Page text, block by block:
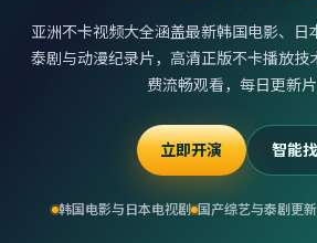
亚洲不卡视频大全涵盖最新韩国电影、日
泰剧与动漫纪录片，高清正版不卡播放技
费流畅观看，每日更新片
立即开演 智能
韩国电影与日本电视剧 国产综艺与泰剧更